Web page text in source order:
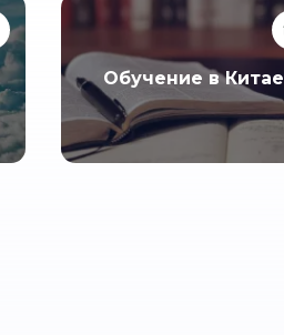
Обучение в Китае